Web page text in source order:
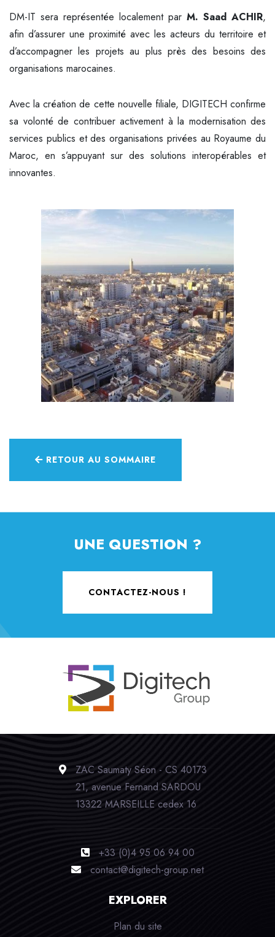
DM-IT sera représentée localement par M. Saad ACHIR,
afin d’assurer une proximité avec les acteurs du territoire et
d’accompagner les projets au plus près des besoins des
organisations marocaines.
Avec la création de cette nouvelle filiale, DIGITECH confirme
sa volonté de contribuer activement à la modernisation des
services publics et des organisations privées au Royaume du
Maroc, en s’appuyant sur des solutions interopérables et
innovantes.
RETOUR AU SOMMAIRE
UNE QUESTION ?
CONTACTEZ-NOUS !
ZAC Saumaty Séon - CS 40173
21, avenue Fernand SARDOU
13322 MARSEILLE cedex 16
+33 (0)4 95 06 94 00
contact@digitech-group.net
EXPLORER
Plan du site